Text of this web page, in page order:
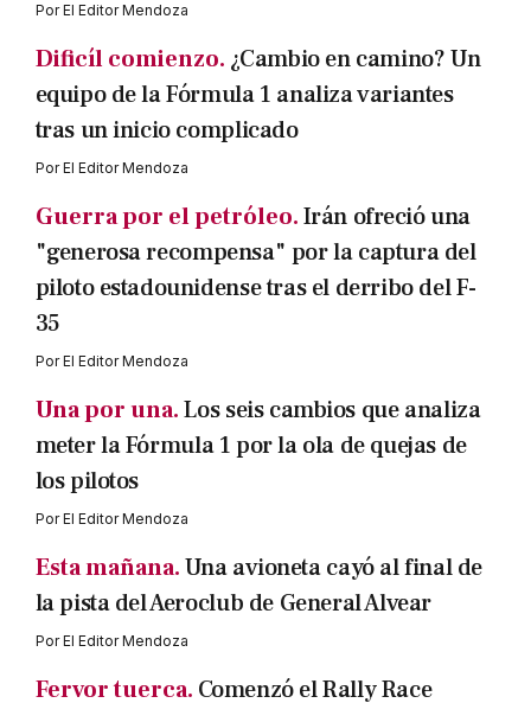
PorEl Editor Mendoza
Dificíl comienzo. ¿Cambio en camino? Un
equipo de la Fórmula 1 analiza variantes
tras un inicio complicado
PorEl Editor Mendoza
Guerra por el petróleo.Irán ofreció una
"generosa recompensa" por la captura del
piloto estadounidense tras el derribo del F-
35
PorEl Editor Mendoza
Una por una.Los seis cambios que analiza
meter la Fórmula 1 por la ola de quejas de
los pilotos
PorEl Editor Mendoza
Esta mañana.Una avioneta cayó al final de
la pista del Aeroclub de General Alvear
PorEl Editor Mendoza
Fervor tuerca. Comenzó el Rally Race